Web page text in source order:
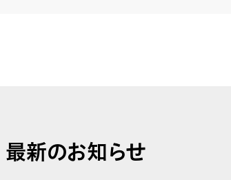
最新のお知らせ